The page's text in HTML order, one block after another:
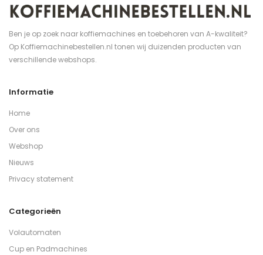
Ben je op zoek naar koffiemachines en toebehoren van A-kwaliteit?
Op Koffiemachinebestellen.nl tonen wij duizenden producten van
verschillende webshops.
Informatie
Home
Over ons
Webshop
Nieuws
Privacy statement
Categorieën
Volautomaten
Cup en Padmachines